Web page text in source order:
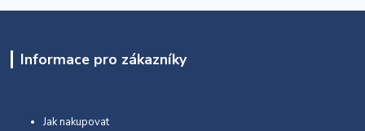
Informace pro zákazníky
Jak nakupovat